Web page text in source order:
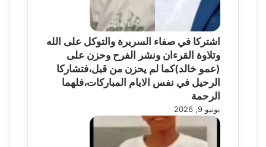
اشتركا في صفاء السريرة والتوكل على الله
وتلاوة القرءان ونشر الفرح وحزن على
(عمو خالد)كما لم يحزن من قبل،فتشاركا
الرحيل في نفس الايام المباركات،فلهما
الرحمة
يونيو 9, 2026